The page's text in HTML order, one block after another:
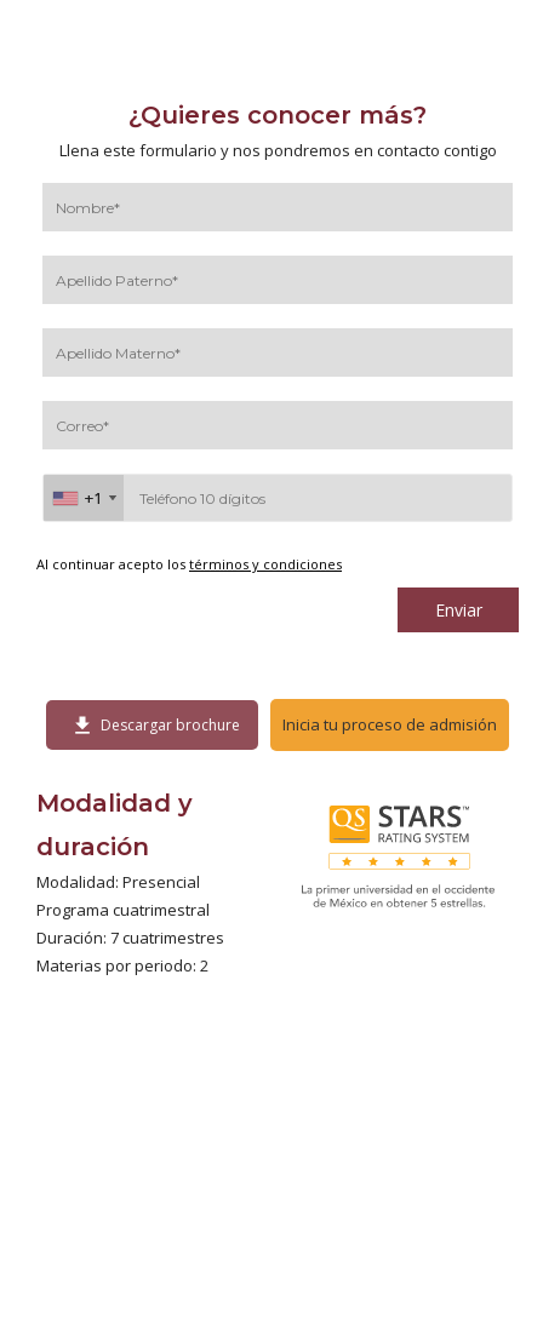
¿Quieres conocer más?
Llena este formulario y nos pondremos en contacto contigo
+1
+1
Al continuar acepto los términos y condiciones
Enviar
download Descargar brochure Inicia tu proceso de admisión
Modalidad y
duración
Modalidad: Presencial
Programa cuatrimestral
Duración: 7 cuatrimestres
Materias por periodo: 2